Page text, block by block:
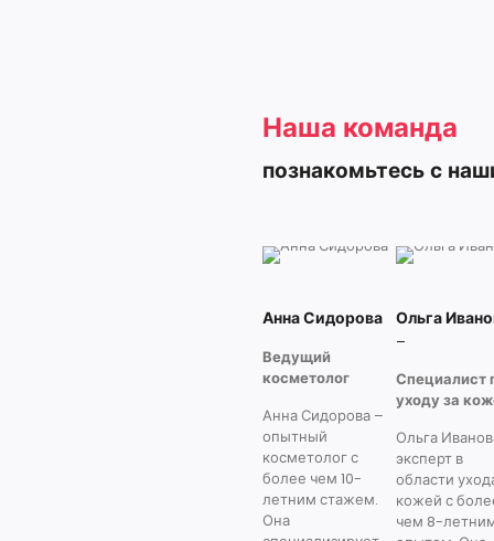
Наша команда
познакомьтесь с
Анна Сидорова
Ведущий
косметолог
Анна Сидорова –
опытный
косметолог с
более чем 10-
летним стажем.
Она
Ольга
–
Специалист
уходу за
Ольга
эксперт в
области
кожей с
чем 8-